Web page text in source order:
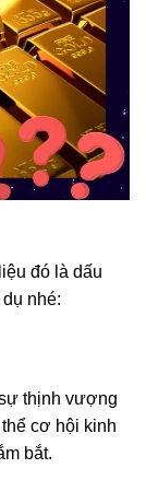
đó là dấu
nhé:
thịnh vượng
cơ hội kinh
bắt.